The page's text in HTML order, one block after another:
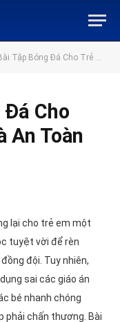
Bóng Đá Cho Trẻ Em Vui Nhộn Và An Toàn Nhất
Đá Cho
An Toàn
lại cho trẻ em một
tuyệt vời để rèn
đội. Tuy nhiên,
sai các giáo án
bé nhanh chóng
phải chấn thương. Bài